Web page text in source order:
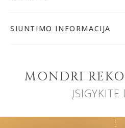
auksu
• Gaminio svoris: ~ 2 g
SIUNTIMO INFORMACIJA
matysite gamybos terminą.
Nemokamai užsakymą galite
MONDRI
ĮSIGYKITE